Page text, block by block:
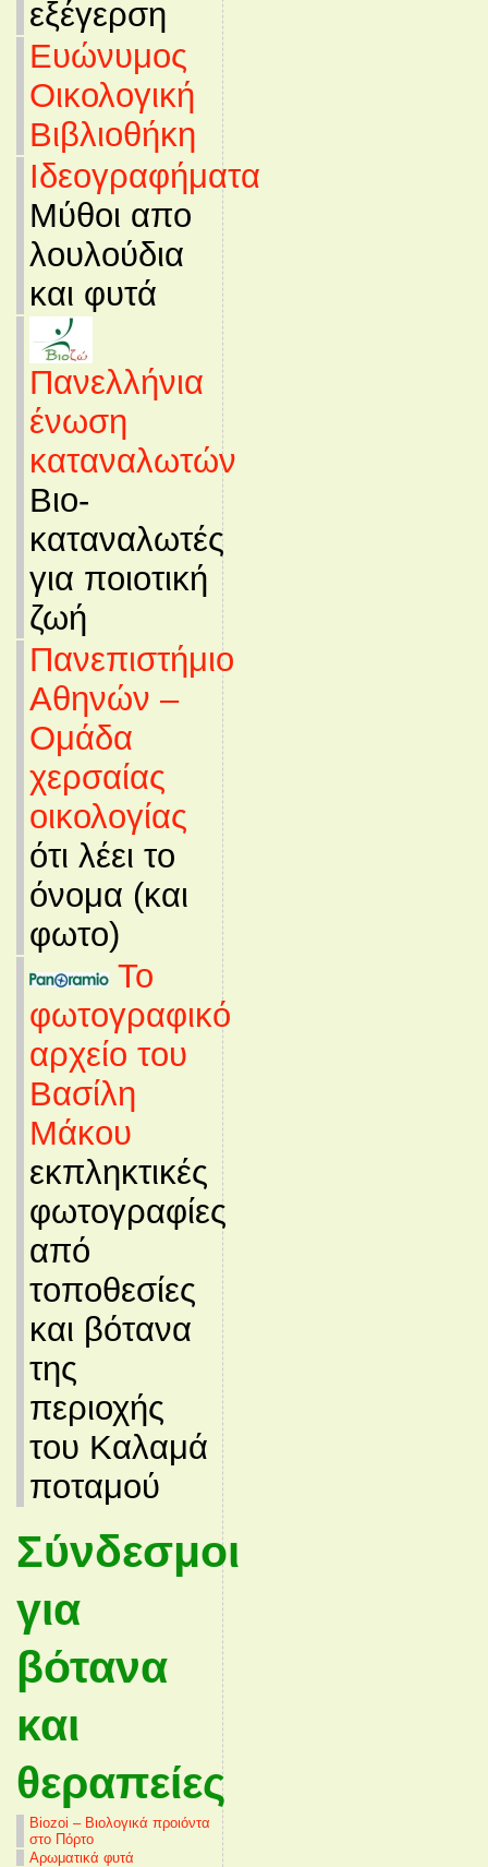
εξέγερση
Ευώνυμος
Οικολογική
Βιβλιοθήκη
Ιδεογραφήματα
Μύθοι απο
λουλούδια
και φυτά
Πανελλήνια
ένωση
καταναλωτών
Βιο-
καταναλωτές
για ποιοτική
ζωή
Πανεπιστήμιο
Αθηνών –
Ομάδα
χερσαίας
οικολογίας
ότι λέει το
όνομα (και
φωτο)
Το
φωτογραφικό
αρχείο του
Βασίλη
Μάκου
εκπληκτικές
φωτογραφίες
από
τοποθεσίες
και βότανα
της
περιοχής
του Καλαμά
ποταμού
Σύνδεσμοι
για
βότανα
και
θεραπείες
Biozoi – Βιολογικά προιόντα
στο Πόρτο
Αρωματικά φυτά